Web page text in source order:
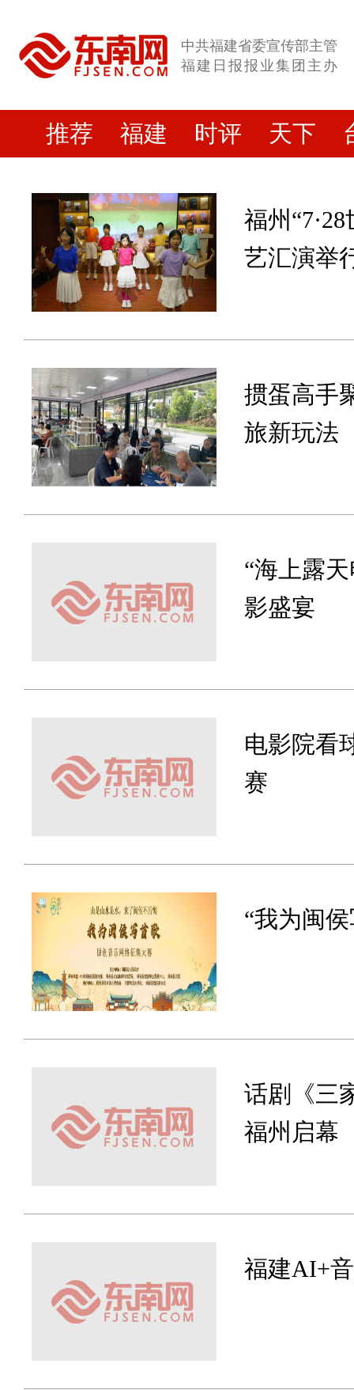
中共福建省委宣传部主管
福建日报报业集团主办
推荐 福建 时评 天下
福州
艺汇演举
掼蛋高手
旅新玩法
“海上露
影盛宴
电影院看
赛
“我为闽
话剧《三
福州启幕
福建AI+